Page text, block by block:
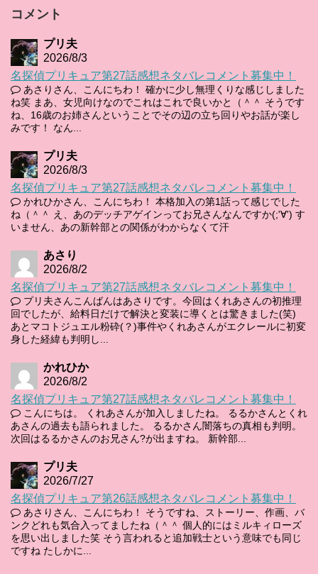
コメント
プリ夫
2026/8/3
名探偵プリキュア第27話感想ネタバレコメント募集中！
あさりさん、こんにちわ！ 確かに少し無理くりな感じしました
ね笑 まあ、女児向けなのでこれはこれで良いかと（＾＾ そうです
ね、16歳のお姉さんということでその辺の立ち回りやお話が楽し
みです！ なん...
プリ夫
2026/8/3
名探偵プリキュア第27話感想ネタバレコメント募集中！
かれひかさん、こんにちわ！ 本格加入の第1話って感じでした
ね（＾＾ え、あのデッチアゲインってお兄さんなんですか(;'∀') す
いません、あの新幹部との関係がわからなくて汗
あさり
2026/8/2
名探偵プリキュア第27話感想ネタバレコメント募集中！
プリ夫さんこんばんはあさりです。今回はくれあさんの初推理
回でしたが、給料日だけで解決と変装に導くとは驚きました(笑)
あとマコトジュエル粉砕(？)事件やくれあさんがエクレールに初変
身した経緯も判明し...
かれひか
2026/8/2
名探偵プリキュア第27話感想ネタバレコメント募集中！
こんにちは。 くれあさんが加入しましたね。 るるかさんとくれ
あさんの過去も語られました。 るるかさん闇落ちの真相も判明。
次回はるるかさんのお兄さん?が出ますね。 新幹部...
プリ夫
2026/7/27
名探偵プリキュア第26話感想ネタバレコメント募集中！
あさりさん、こんにちわ！ そうですね、ストーリー、作画、バ
ンクどれも気合入ってましたね（＾＾ 個人的にはミルキィローズ
を思い出しました笑 そう言われると追加戦士という意味でも同じ
ですね たしかに...